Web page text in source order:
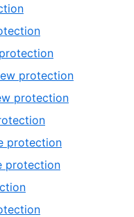
protection
protection
protection
protection